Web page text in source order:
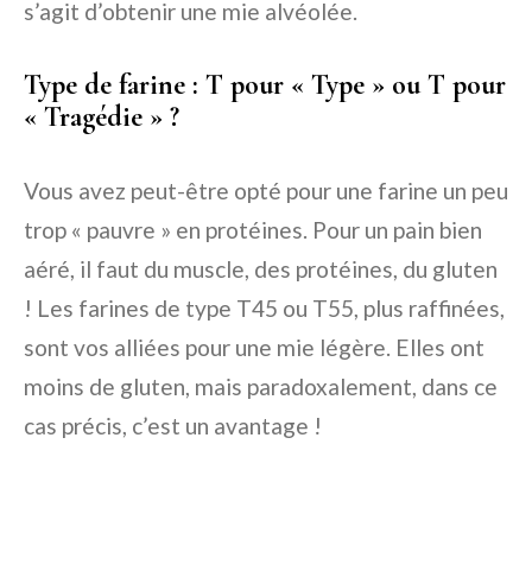
s’agit d’obtenir une mie alvéolée.
Type de farine : T pour « Type » ou T pour
« Tragédie » ?
Vous avez peut-être opté pour une farine un peu
trop « pauvre » en protéines. Pour un pain bien
aéré, il faut du muscle, des protéines, du gluten
! Les farines de type T45 ou T55, plus raffinées,
sont vos alliées pour une mie légère. Elles ont
moins de gluten, mais paradoxalement, dans ce
cas précis, c’est un avantage !